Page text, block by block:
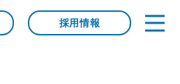
採用情報